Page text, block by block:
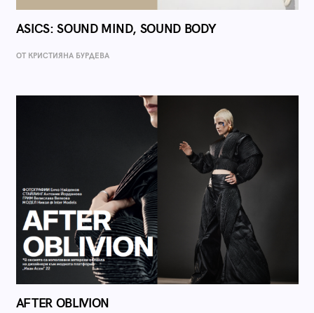
ASICS: SOUND MIND, SOUND BODY
ОТ КРИСТИЯНА БУРДЕВА
AFTER OBLIVION